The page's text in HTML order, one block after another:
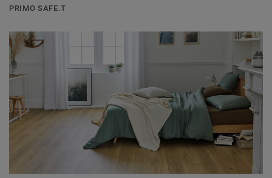
PRIMO SAFE.T